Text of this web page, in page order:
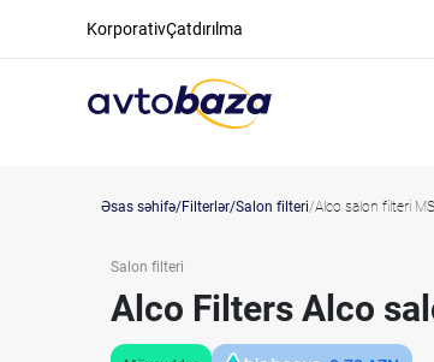
KorporativÇatdırılma
Əsas səhifə Filterlər Salon filteri Alco salon filteri
Salon filteri
Alco Filters Alco